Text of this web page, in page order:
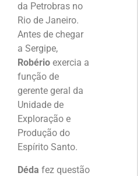
da Petrobras no
Rio de Janeiro.
Antes de chegar
a Sergipe,
Robério exercia a
função de
gerente geral da
Unidade de
Exploração e
Produção do
Espírito Santo.
Déda fez questão